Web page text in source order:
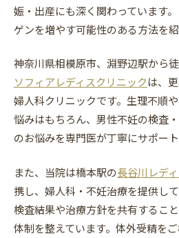
娠・出産にも深く関わっています
ゲンを増やす可能性のある方法を紹
神奈川県相模原市、淵野辺駅から
ソフィアレディスクリニックは、
婦人科クリニックです。生理不順
悩みはもちろん、男性不妊の検査
のお悩みを専門医が丁寧にサポート
また、当院は橋本駅の長谷川レデ
携し、婦人科・不妊治療を提供し
検査結果や治療方針を共有するこ
体制を整えています。体外受精を